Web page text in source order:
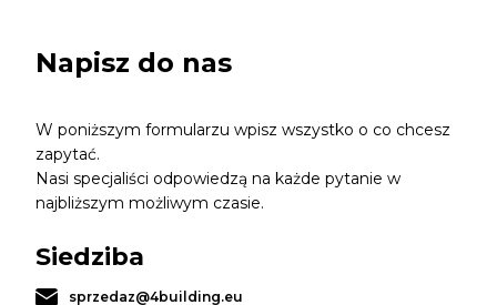
Napisz do nas
W poniższym formularzu wpisz wszystko o co chcesz
zapytać.
Nasi specjaliści odpowiedzą na każde pytanie w
najbliższym możliwym czasie.
Siedziba
sprzedaz@4building.eu